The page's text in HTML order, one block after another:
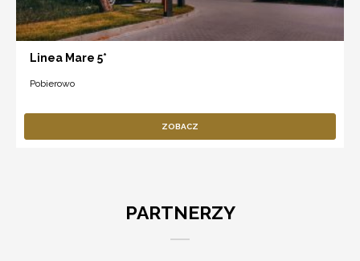
Linea Mare 5*
Pobierowo
ZOBACZ
PARTNERZY